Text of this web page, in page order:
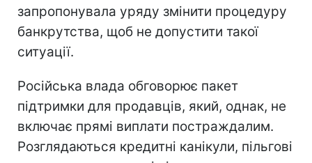
запропонувала уряду змінити процедуру
банкрутства, щоб не допустити такої
ситуації.
Російська влада обговорює пакет
підтримки для продавців, який, однак, не
включає прямі виплати постраждалим.
Розглядаються кредитні канікули, пільгові